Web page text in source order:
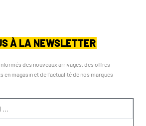
À LA NEWSLETTER
des nouveaux arrivages, des offres
en magasin et de l’actualité de nos marques